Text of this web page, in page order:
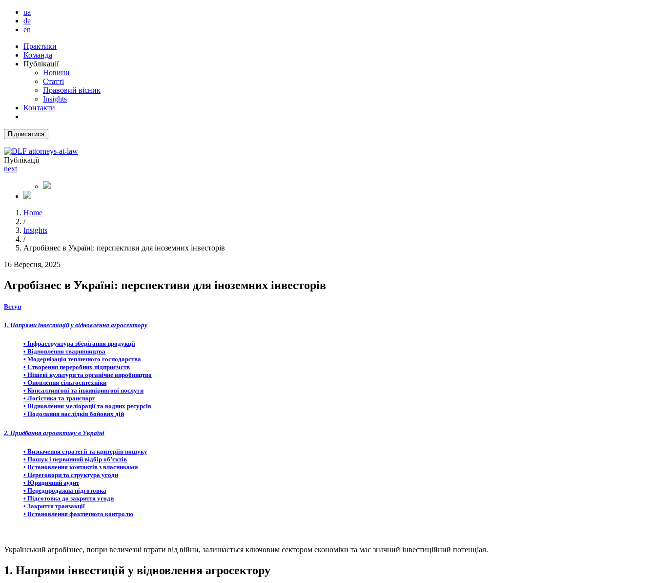
ua
de
en
Практики
Команда
Публікації
Новини
Статті
Правовий вісник
Insights
Контакти
Підписатися
Публікації
next
Home
/
Insights
/
Агробізнес в Україні: перспективи для іноземних інвесторів
16 Вересня, 2025
Агробізнес в Україні: перспективи для іноземних інвесторів
Вступ
1. Напрями інвестицій у відновлення агросектору
• Інфраструктура зберігання продукції
• Відновлення тваринництва
• Модернізація тепличного господарства
• Створення переробних підприємств
• Нішеві культури та органічне виробництво
• Оновлення сільгосптехніки
• Консалтингові та інжинірингові послуги
• Логістика та транспорт
• Відновлення меліорації та водних ресурсів
• Подолання наслідків бойових дій
2. Придбання агроактиву в Україні
• Визначення стратегії та критеріїв пошуку
• Пошук і первинний відбір об’єктів
• Встановлення контактів з власниками
• Переговори та структура угоди
• Юридичний аудит
• Передпродажна підготовка
• Підготовка до закриття угоди
• Закриття транзакції
• Встановлення фактичного контролю
Український агробізнес, попри величезні втрати від війни, залишається ключовим сектором економіки та має значний інвестиційний потенціал.
1. Напрями інвестицій у відновлення агросектору